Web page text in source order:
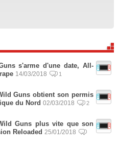
s'arme d'une date, All-
14/03/2018 1
Guns obtient son permis
du Nord 02/03/2018 2
Guns plus vite que son
Reloaded 25/01/2018